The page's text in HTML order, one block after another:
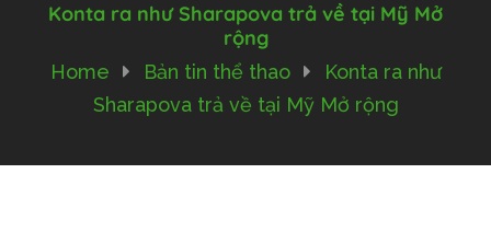
Konta ra như Sharapova trả về tại Mỹ Mở
rộng
Home Bản tin thể thao
Konta ra như
Sharapova trả về tại Mỹ Mở rộng